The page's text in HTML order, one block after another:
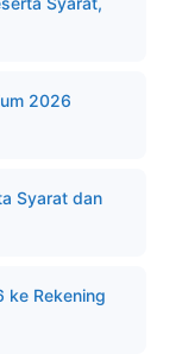
2026
Syarat dan
ke Rekening